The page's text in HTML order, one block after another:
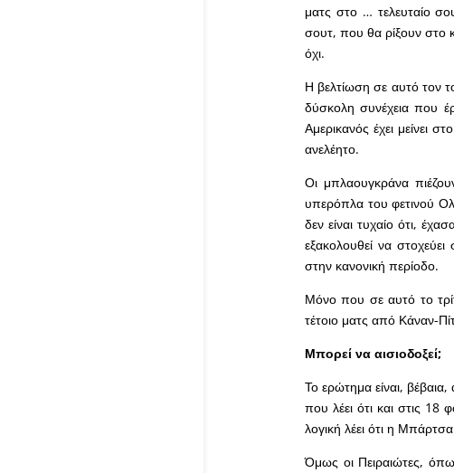
ματς στο … τελευταίο
σουτ, που θα ρίξουν στο
όχι.
Η βελτίωση σε αυτό τον
δύσκολη συνέχεια που
Αμερικανός έχει μείνει
ανελέητο.
Οι μπλαουγκράνα
υπερόπλα του φετινού
δεν είναι τυχαίο ότι,
εξακολουθεί να
στην κανονική περίοδο.
Μόνο που σε αυτό το
τέτοιο ματς από Κάναν-
Μπορεί να αισιοδοξεί;
Το ερώτημα είναι,
που λέει ότι και στις 18
λογική λέει ότι η
Όμως οι Πειραιώτες,